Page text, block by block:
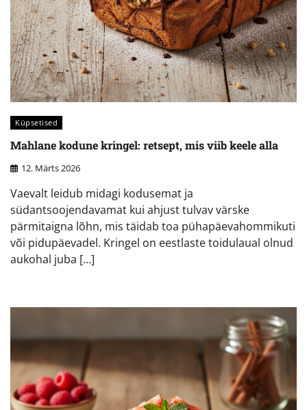
Küpsetised
Mahlane kodune kringel: retsept, mis viib keele alla
12. Märts 2026
Vaevalt leidub midagi kodusemat ja
südantsoojendavamat kui ahjust tulvav värske
pärmitaigna lõhn, mis täidab toa pühapäevahommikuti
või pidupäevadel. Kringel on eestlaste toidulaual olnud
aukohal juba […]